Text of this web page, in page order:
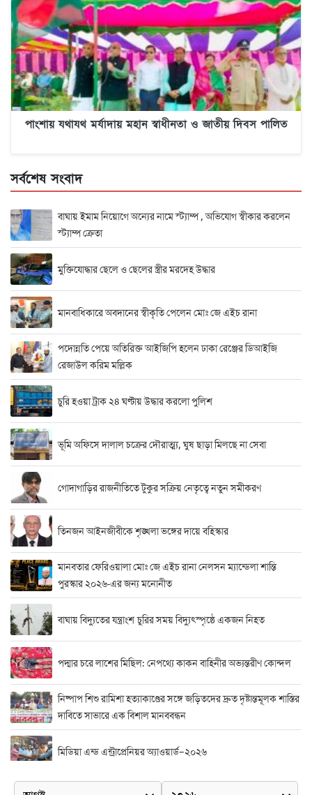
পাংশায় যথাযথ মর্যাদায় মহান স্বাধীনতা ও জাতীয় দিবস পালিত
সর্বশেষ সংবাদ
বাঘায় ইমাম নিয়োগে অন্যের নামে স্ট্যাম্প , অভিযোগ স্বীকার করলেন
স্ট্যাম্প ক্রেতা
মুক্তিযোদ্ধার ছেলে ও ছেলের স্ত্রীর মরদেহ উদ্ধার
মানবাধিকারে অবদানের স্বীকৃতি পেলেন মোঃ জে এইচ রানা
পদোন্নতি পেয়ে অতিরিক্ত আইজিপি হলেন ঢাকা রেঞ্জের ডিআইজি
রেজাউল করিম মল্লিক
চুরি হওয়া ট্রাক ২৪ ঘণ্টায় উদ্ধার করলো পুলিশ
ভূমি অফিসে দালাল চক্রের দৌরাত্ম্য, ঘুষ ছাড়া মিলছে না সেবা
গোদাগাড়ির রাজনীতিতে টুকুর সক্রিয় নেতৃত্বে নতুন সমীকরণ
তিনজন আইনজীবীকে শৃঙ্খলা ভঙ্গের দায়ে বহিস্কার
মানবতার ফেরিওয়ালা মোঃ জে এইচ রানা নেলসন ম্যান্ডেলা শান্তি
পুরস্কার ২০২৬-এর জন্য মনোনীত
বাঘায় বিদ্যুতের যন্ত্রাংশ চুরির সময় বিদ্যুৎস্পৃষ্ঠে একজন নিহত
পদ্মার চরে লাশের মিছিল: নেপথ্যে কাকন বাহিনীর অভ্যন্তরীণ কোন্দল
নিষ্পাপ শিশু রামিশা হত্যাকাণ্ডের সঙ্গে জড়িতদের দ্রুত দৃষ্টান্তমূলক শাস্তির
দাবিতে সাভারে এক বিশাল মানববন্ধন
মিডিয়া এন্ড এন্ট্রাপ্রেনিয়র অ্যাওয়ার্ড–২০২৬